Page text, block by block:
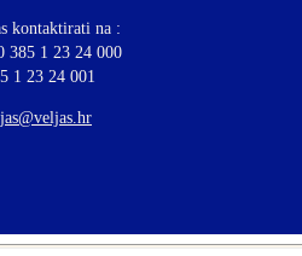
kontaktirati na :
385 1 23 24 000
1 23 24 001